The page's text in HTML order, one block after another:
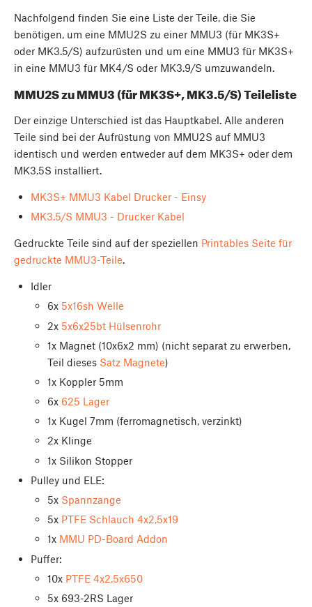
Nachfolgend finden Sie eine Liste der Teile, die Sie
benötigen, um eine MMU2S zu einer MMU3 (für MK3S+
oder MK3.5/S) aufzurüsten und um eine MMU3 für MK3S+
in eine MMU3 für MK4/S oder MK3.9/S umzuwandeln.
MMU2S zu MMU3 (für MK3S+, MK3.5/S) Teileliste
Der einzige Unterschied ist das Hauptkabel. Alle anderen
Teile sind bei der Aufrüstung von MMU2S auf MMU3
identisch und werden entweder auf dem MK3S+ oder dem
MK3.5S installiert.
MK3S+ MMU3 Kabel Drucker - Einsy
MK3.5/S MMU3 - Drucker Kabel
Gedruckte Teile sind auf der speziellen Printables Seite für
gedruckte MMU3-Teile.
Idler
6x 5x16sh Welle
2x 5x6x25bt Hülsenrohr
1x Magnet (10x6x2 mm) (nicht separat zu erwerben,
Teil dieses Satz Magnete)
1x Koppler 5mm
6x 625 Lager
1x Kugel 7mm (ferromagnetisch, verzinkt)
2x Klinge
1x Silikon Stopper
Pulley und ELE:
5x Spannzange
5x PTFE Schlauch 4x2,5x19
1x MMU PD-Board Addon
Puffer:
10x PTFE 4x2.5x650
5x 693-2RS Lager